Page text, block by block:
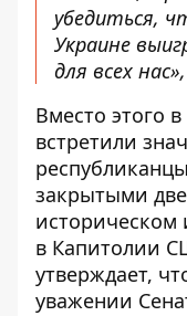
убедиться,
Украине
для всех
Вместо этого
встретили
закрытыми
в Капитолии
утверждает,
уважении